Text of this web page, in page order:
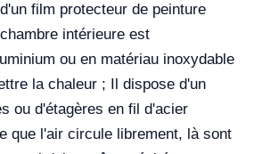
film protecteur de peinture
intérieure est
ou en matériau inoxydable
la chaleur ; Il dispose d'un
ou d'étagères en fil d'acier
que l'air circule librement, là sont